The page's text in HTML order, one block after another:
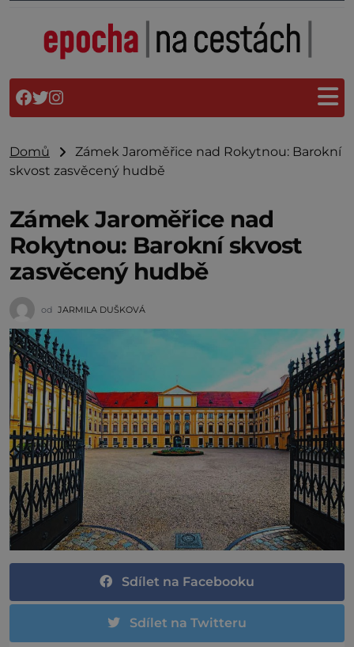
Domů
Zámek Jaroměřice nad Rokytnou: Barokní
skvost zasvěcený hudbě
Zámek Jaroměřice nad
Rokytnou: Barokní skvost
zasvěcený hudbě
od JARMILA DUŠKOVÁ
Sdílet na Facebooku
Sdílet na Twitteru